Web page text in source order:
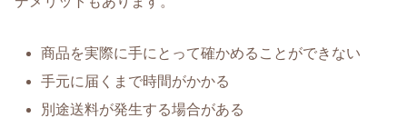
商品を実際に手にとって確かめることができない
手元に届くまで時間がかかる
別途送料が発生する場合がある